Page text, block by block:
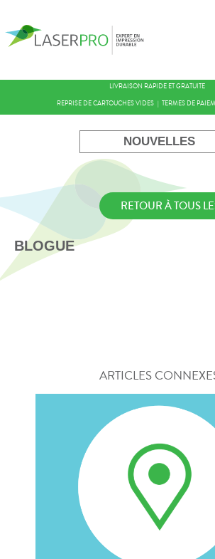
LIVRAISON RAPIDE ET GRATUITE
REPRISE DE CARTOUCHES VIDES
TERMES DE
NOUVELLES
RETOUR À TOUS
BLOGUE
ARTICLES